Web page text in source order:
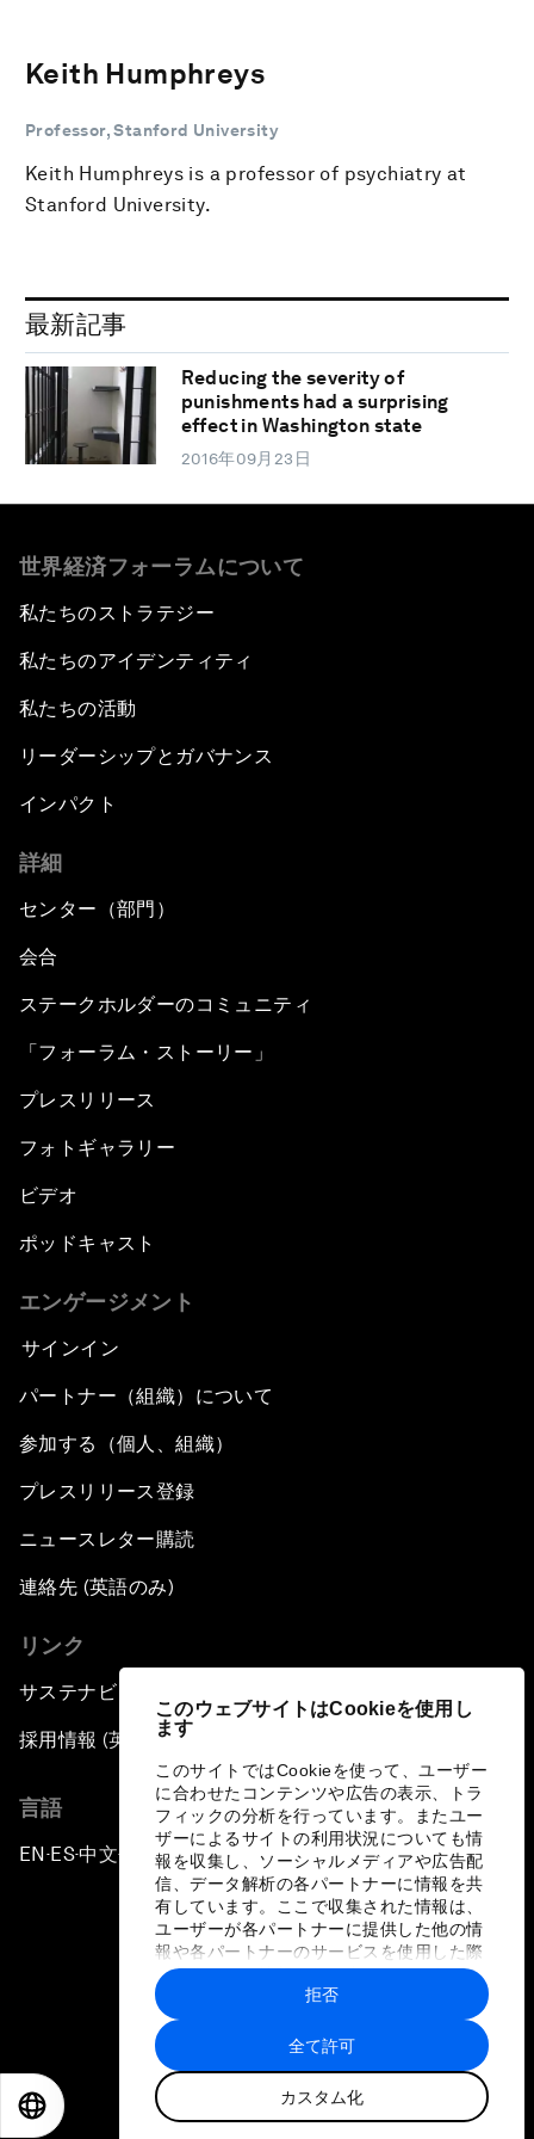
このウェブサイトはCookieを使用し
ます
このサイトではCookieを使って、ユーザー
に合わせたコンテンツや広告の表示、トラ
フィックの分析を行っています。またユー
ザーによるサイトの利用状況についても情
報を収集し、ソーシャルメディアや広告配
信、データ解析の各パートナーに情報を共
有しています。ここで収集された情報は、
ユーザーが各パートナーに提供した他の情
報や各パートナーのサービスを使用した際
に収集された情報と組み合わされ、各パー
トナーによって使用されることがありま
す。
全て許可
カスタム化
拒否
Keith Humphreys
Professor, Stanford University
Keith Humphreys is a professor of psychiatry at
Stanford University.
最新記事
Reducing the severity of
punishments had a surprising
effect in Washington state
2016年09月23日
世界経済フォーラムについて
私たちのストラテジー
私たちのアイデンティティ
私たちの活動
リーダーシップとガバナンス
インパクト
詳細
センター（部門）
会合
ステークホルダーのコミュニティ
「フォーラム・ストーリー」
プレスリリース
フォトギャラリー
ビデオ
ポッドキャスト
エンゲージメント
サインイン
パートナー（組織）について
参加する（個人、組織）
プレスリリース登録
ニュースレター購読
連絡先 (英語のみ)
リンク
サステナビリティへの取り組み
採用情報 (英語のみ)
言語
EN ▪ ES▪中文▪ 日本語
プライバシーポリシーと利用規約
サイトマップ
©
世界経済フォーラム